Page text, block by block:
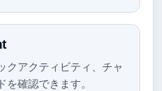
クアクティビティ、チャ
確認できます。